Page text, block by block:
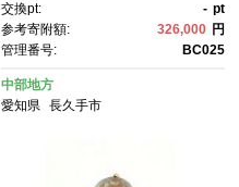
め ギフト プレゼント 通販 送料
無料 ふるさと納税 ］
交換pt: - pt
参考寄附額:
326,000 円
管理番号:
BC025
中部地方
愛知県 長久手市